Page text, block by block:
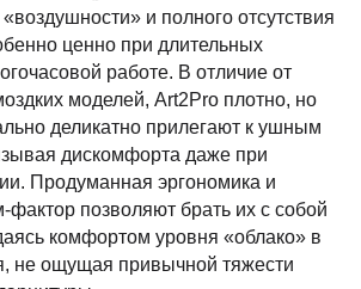
и полного отсутствия
ценно при длительных
работе. В отличие от
моделей, Art2Pro плотно, но
деликатно прилегают к ушным
дискомфорта даже при
Продуманная эргономика и
позволяют брать их с собой
комфортом уровня «облако» в
не ощущая привычной тяжести